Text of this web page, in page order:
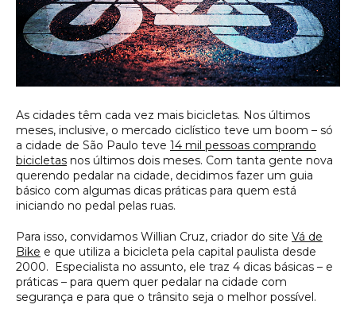
As cidades têm cada vez mais bicicletas. Nos últimos
meses, inclusive, o mercado ciclístico teve um boom – só
a cidade de São Paulo teve 14 mil pessoas comprando
bicicletas nos últimos dois meses. Com tanta gente nova
querendo pedalar na cidade, decidimos fazer um guia
básico com algumas dicas práticas para quem está
iniciando no pedal pelas ruas.
Para isso, convidamos Willian Cruz, criador do site Vá de
Bike e que utiliza a bicicleta pela capital paulista desde
2000. Especialista no assunto, ele traz 4 dicas básicas – e
práticas – para quem quer pedalar na cidade com
segurança e para que o trânsito seja o melhor possível.